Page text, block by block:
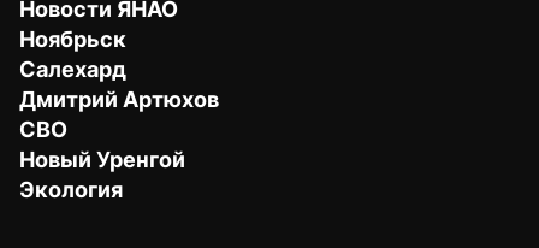
Новости ЯНАО
Ноябрьск
Салехард
Дмитрий Артюхов
СВО
Новый Уренгой
Экология